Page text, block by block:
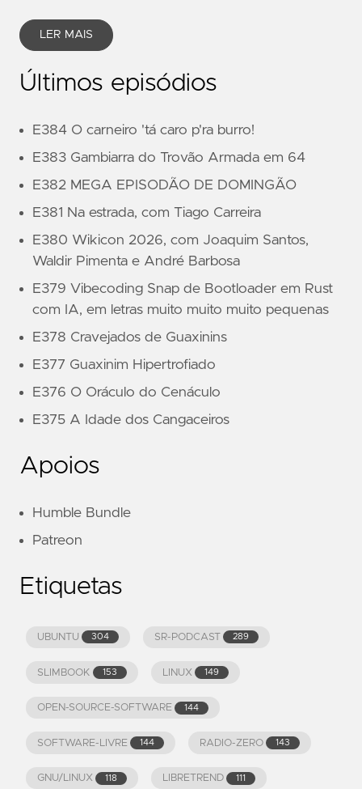
LER MAIS
Últimos episódios
E384 O carneiro 'tá caro p'ra burro!
E383 Gambiarra do Trovão Armada em 64
E382 MEGA EPISODÃO DE DOMINGÃO
E381 Na estrada, com Tiago Carreira
E380 Wikicon 2026, com Joaquim Santos,
Waldir Pimenta e André Barbosa
E379 Vibecoding Snap de Bootloader em Rust
com IA, em letras muito muito muito pequenas
E378 Cravejados de Guaxinins
E377 Guaxinim Hipertrofiado
E376 O Oráculo do Cenáculo
E375 A Idade dos Cangaceiros
Apoios
Humble Bundle
Patreon
Etiquetas
UBUNTU 304 SR-PODCAST 289
SLIMBOOK 153 LINUX 149
OPEN-SOURCE-SOFTWARE 144
SOFTWARE-LIVRE 144 RADIO-ZERO 143
GNU/LINUX 118 LIBRETREND 111